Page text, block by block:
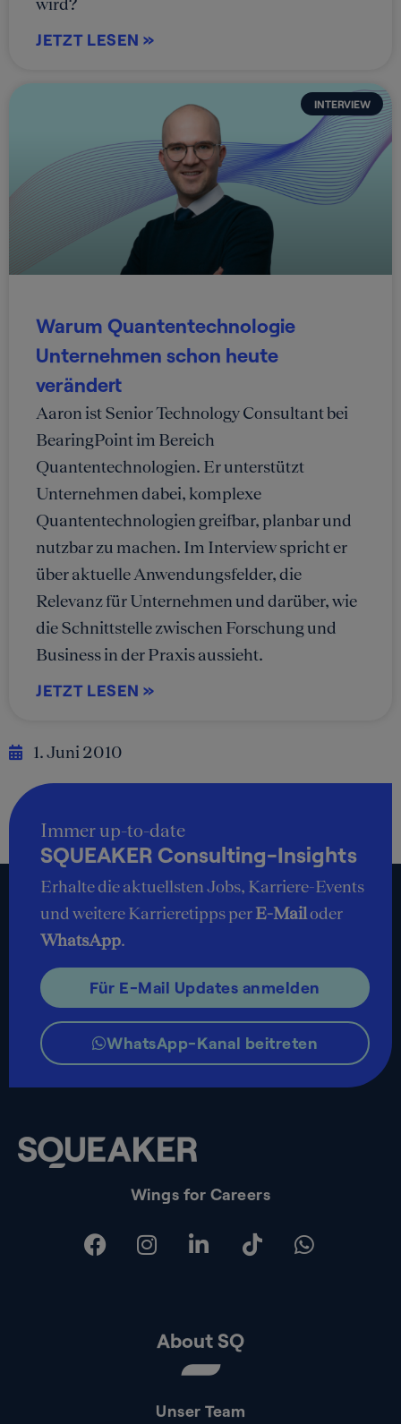
JETZT LESEN »
INTERVIEW
Warum Quantentechnologie
Unternehmen schon heute
verändert
Aaron ist Senior Technology Consultant bei
BearingPoint im Bereich
Quantentechnologien. Er unterstützt
Unternehmen dabei, komplexe
Quantentechnologien greifbar, planbar und
nutzbar zu machen. Im Interview spricht er
über aktuelle Anwendungsfelder, die
Relevanz für Unternehmen und darüber, wie
die Schnittstelle zwischen Forschung und
Business in der Praxis aussieht.
JETZT LESEN »
1. Juni 2010
Wings for Careers
About SQ
Unser Team
Immer up-to-date
SQUEAKER Consulting-Insights
Erhalte die aktuellsten Jobs, Karriere-Events
und weitere Karrieretipps perE-Mailoder
WhatsApp.
Für E-Mail Updates anmelden
WhatsApp-Kanal beitreten